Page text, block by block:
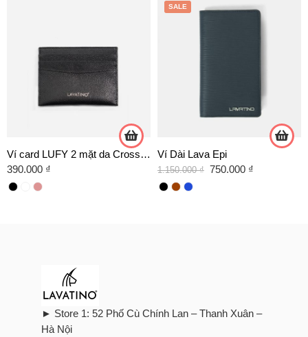
Ví card LUFY 2 mặt da Crossgrain
390.000 ₫
SALE
Ví Dài Lava Epi
1.150.000₫ 750.000 ₫
► Store 1: 52 Phố Cù Chính Lan – Thanh Xuân –
Hà Nội